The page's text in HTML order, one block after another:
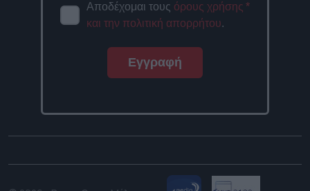
Αποδέχομαι τους όρους χρήσης
και την πολιτική απορρήτου.
*
Εγγραφή